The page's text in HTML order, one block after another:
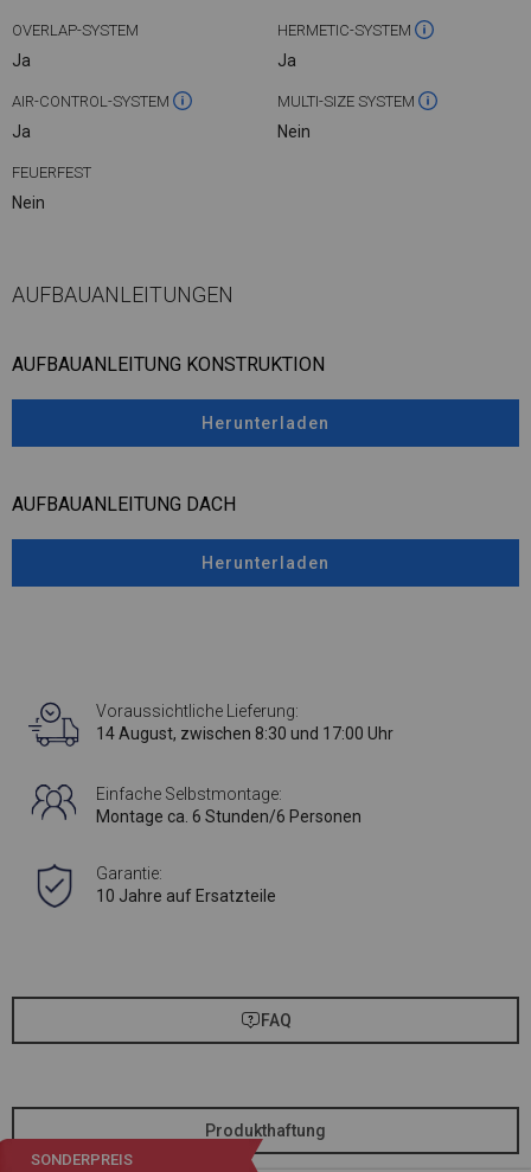
OVERLAP-SYSTEM
Ja
HERMETIC-SYSTEM
Ja
AIR-CONTROL-SYSTEM
Ja
MULTI-SIZE SYSTEM
Nein
FEUERFEST
Nein
AUFBAUANLEITUNGEN
AUFBAUANLEITUNG KONSTRUKTION
Herunterladen
AUFBAUANLEITUNG DACH
Herunterladen
Voraussichtliche Lieferung:
14 August, zwischen 8:30 und 17:00 Uhr
Einfache Selbstmontage:
Montage ca. 6 Stunden/6 Personen
Garantie:
10 Jahre auf Ersatzteile
FAQ
Produkthaftung
SONDERPREIS